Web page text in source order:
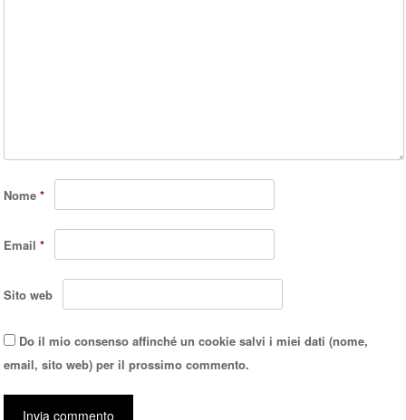
Nome*
Email*
Sito web
Do il mio consenso affinché un cookie salvi i miei dati (nome,
email, sito web) per il prossimo commento.